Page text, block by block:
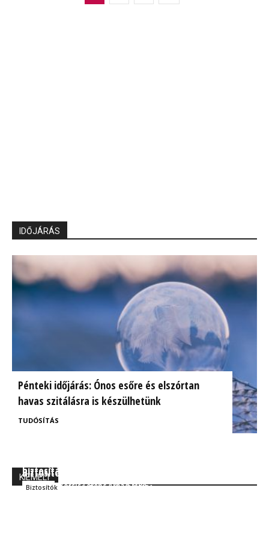
IDŐJÁRÁS
Pénteki időjárás: Ónos esőre és elszórtan
havas szitálásra is készülhetünk
TUDÓSÍTÁS
KIEMELT
biztosítás jövője!
Szakmai Kocsis Ferenc Árpád MBA
Biztosítónál
Biztosítók Kocsis Ferenc Árpád MBA